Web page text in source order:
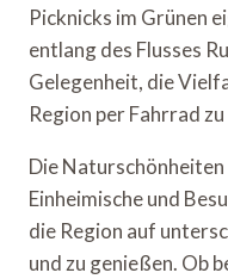
Picknicks im Grünen
entlang des Flusses
Gelegenheit, die
Region per Fahrrad
Die
Einheimische und
die Region auf
und zu genießen. Ob